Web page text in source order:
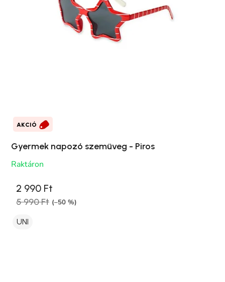
AKCIÓ
Gyermek napozó szemüveg - Piros
Raktáron
2 990 Ft
5 990 Ft (–50 %)
UNI